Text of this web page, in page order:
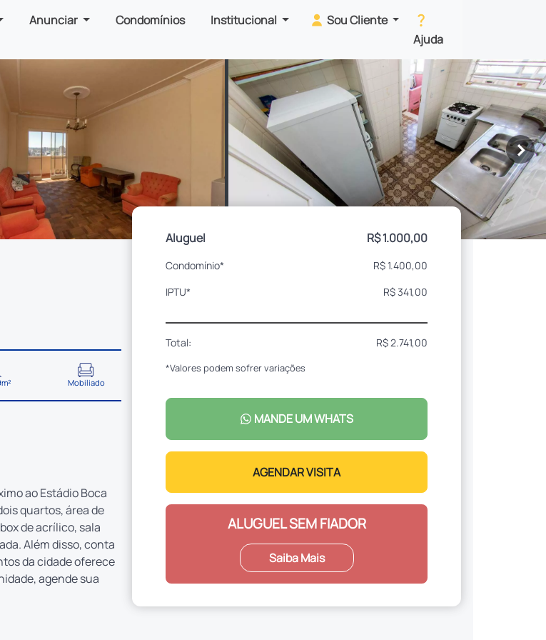
Anunciar Condomínios Institucional
Sou Cliente
Ajuda
>
Mobiliado
ao Estádio Boca
quartos, área de
de acrílico, sala
Além disso, conta
da cidade oferece
agende sua
Aluguel R$ 1.000,00
Condomínio*
R$ 1.400,00
IPTU*
R$ 341,00
Total: R$ 2.741,00
*Valores podem sofrer variações
MANDE UM WHATS
AGENDAR VISITA
ALUGUEL SEM FIADOR
Saiba Mais